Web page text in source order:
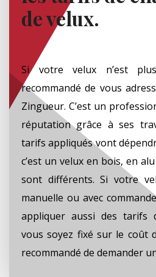
de velux.
Si votre velux n’est
recommandé de vous
Zingueur. C’est un
réputation grâce à ses
tarifs appliqués vont
c’est un velux en bois, en
sont différents. Si votre
manuelle ou avec
appliquer aussi des tarifs
vous soyez fixé sur le coût
recommandé de demander